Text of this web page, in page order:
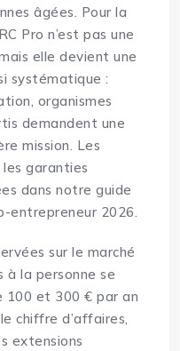
âgées. Pour la
Pro n’est pas une
elle devient une
systématique :
organismes
demandent une
mission. Les
garanties
dans notreguide
entrepreneur 2026.
sur le marché
à la personne se
et 300 € par an
chiffre d’affaires,
extensions